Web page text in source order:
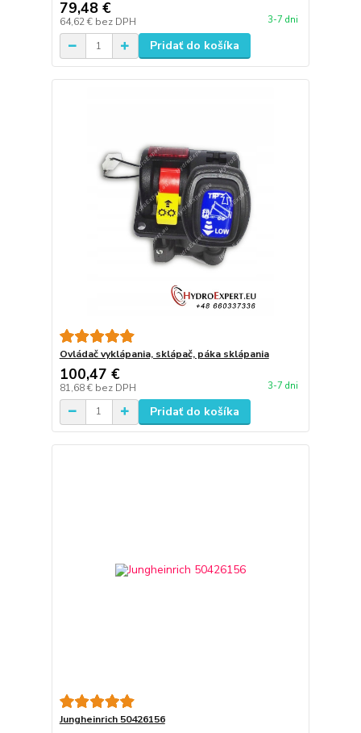
79,48 €
64,62 € bez DPH 3-7 dni
Pridať do košíka
Ovládač vyklápania, sklápač, páka sklápania
100,47 €
81,68 € bez DPH 3-7 dni
Pridať do košíka
Jungheinrich 50426156